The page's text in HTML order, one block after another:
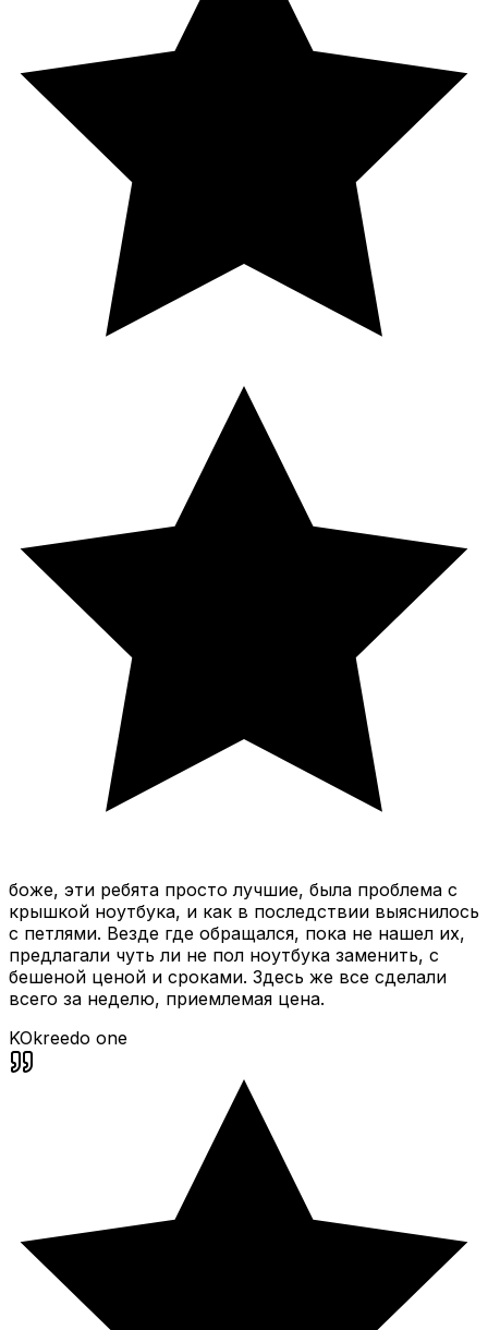
боже, эти ребята просто лучшие, была проблема с
крышкой ноутбука, и как в последствии выяснилось
с петлями. Везде где обращался, пока не нашел их,
предлагали чуть ли не пол ноутбука заменить, с
бешеной ценой и сроками. Здесь же все сделали
всего за неделю, приемлемая цена.
KOkreedo one